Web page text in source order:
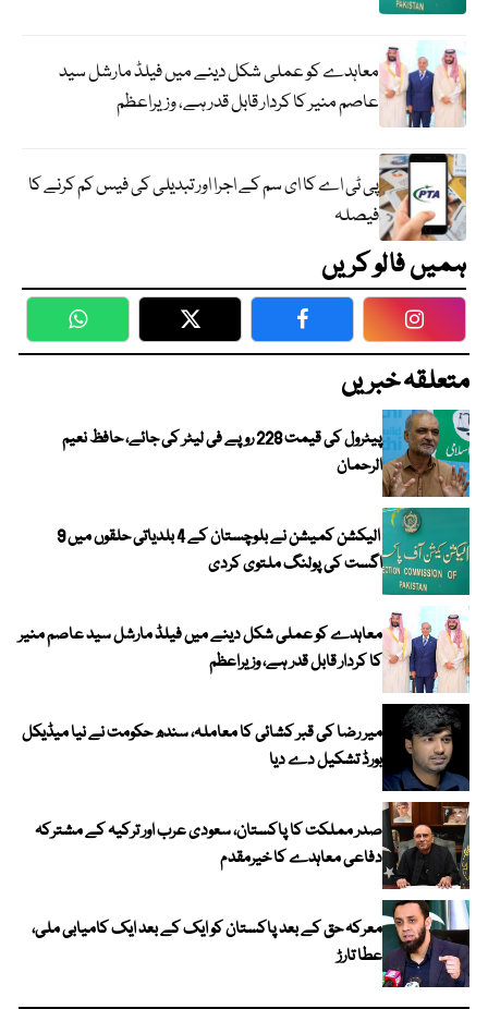
معاہدے کو عملی شکل دینے میں فیلڈ مارشل سید
عاصم منیر کا کردار قابل قدر ہے، وزیراعظم
پی ٹی اے کا ای سم کے اجرا اور تبدیلی کی فیس کم کرنے کا
فیصلہ
ہمیں فالو کریں
WhatsApp Twitter Facebook
متعلقہ خبریں
پیٹرول کی قیمت 228 روپے فی لیٹر کی جائے، حافظ نعیم
الرحمان
الیکشن کمیشن نے بلوچستان کے 4 بلدیاتی حلقوں میں 9
اگست کی پولنگ ملتوی کردی
معاہدے کو عملی شکل دینے میں فیلڈ مارشل سید عاصم منیر
کا کردار قابل قدر ہے، وزیراعظم
میر رضا کی قبر کشائی کا معاملہ، سندھ حکومت نے نیا میڈیکل
بورڈ تشکیل دے دیا
صدر مملکت کا پاکستان، سعودی عرب اور ترکیہ کے مشترکہ
دفاعی معاہدے کا خیرمقدم
معرکہ حق کے بعد پاکستان کو ایک کے بعد ایک کامیابی ملی،
عطا تارڑ